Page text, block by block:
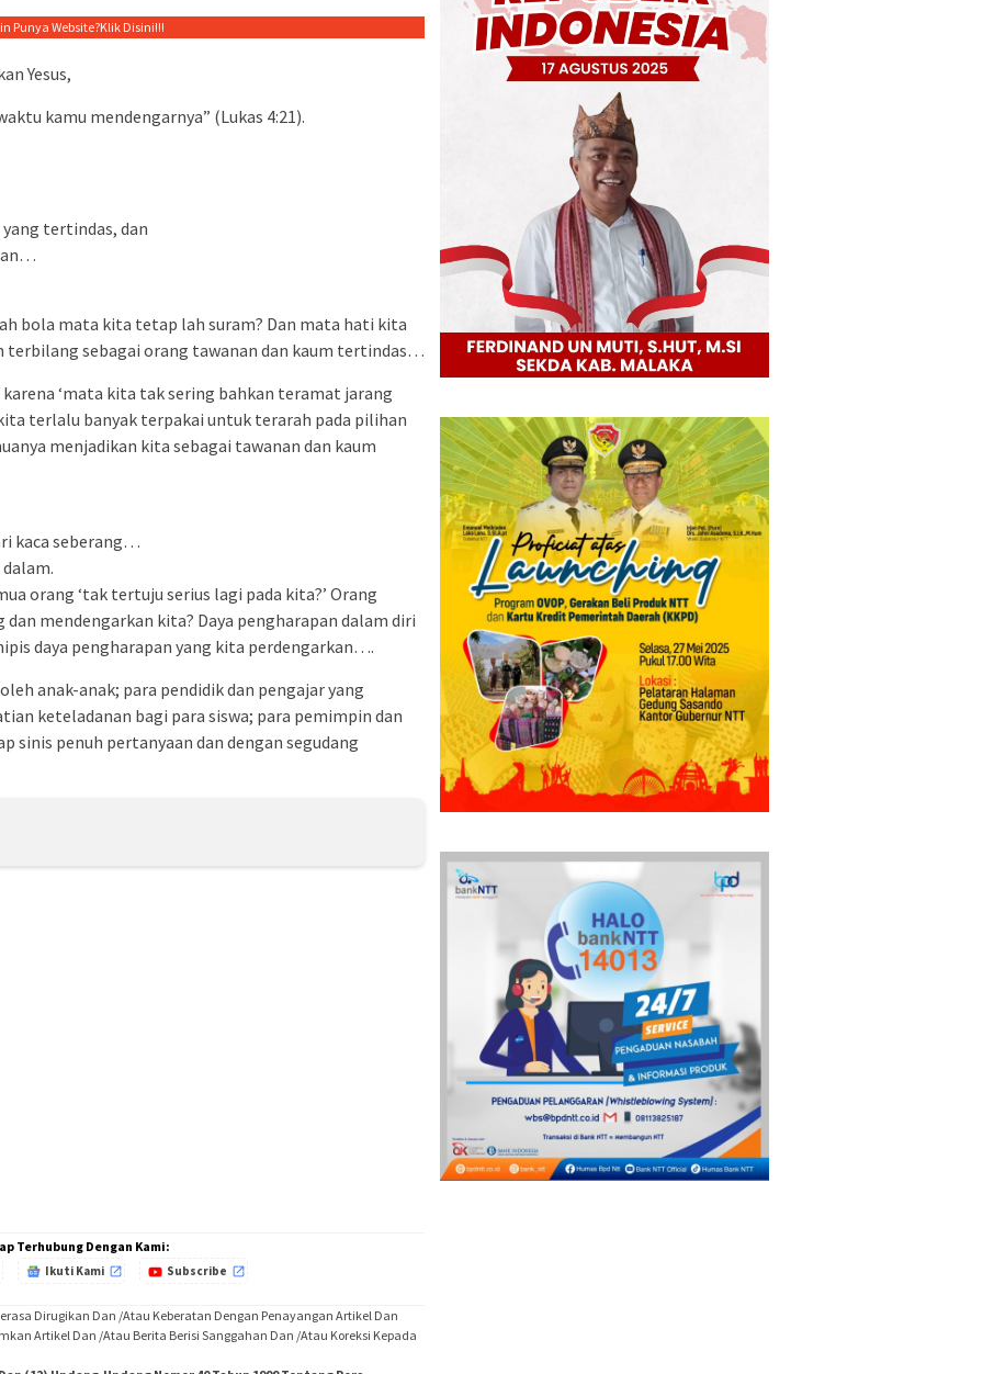
Punya Website?Klik Disini!!!
Yesus,
kamu mendengarnya” (Lukas 4:21).
tertindas, dan
bola mata kita tetap lah suram? Dan mata hati kita
terbilang sebagai orang tawanan dan kaum tertindas…
‘mata kita tak sering bahkan teramat jarang
terlalu banyak terpakai untuk terarah pada pilihan
menjadikan kita sebagai tawanan dan kaum
kaca seberang…
orang ‘tak tertuju serius lagi pada kita?’ Orang
mendengarkan kita? Daya pengharapan dalam diri
daya pengharapan yang kita perdengarkan….
anak-anak; para pendidik dan pengajar yang
keteladanan bagi para siswa; para pemimpin dan
sinis penuh pertanyaan dan dengan segudang
Terhubung Dengan Kami:
Ikuti Kami Subscribe
Dirugikan Dan /Atau Keberatan Dengan Penayangan Artikel Dan
Artikel Dan /Atau Berita Berisi Sanggahan Dan /Atau Koreksi Kepada